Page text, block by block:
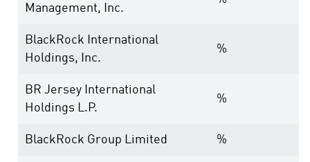
Management, Inc.
BlackRock International
Holdings, Inc.
%
BR Jersey International
Holdings L.P.
%
BlackRock Group Limited %